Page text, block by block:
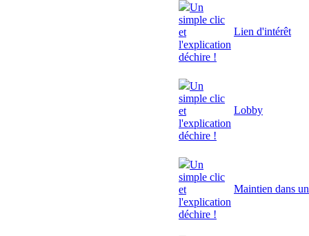
Un
simple clic
et
l'explication
déchire !
Lien d'intérêt
Un
simple clic
et
l'explication
déchire !
Lobby
Un
simple clic
et
l'explication
déchire !
Maintien dans